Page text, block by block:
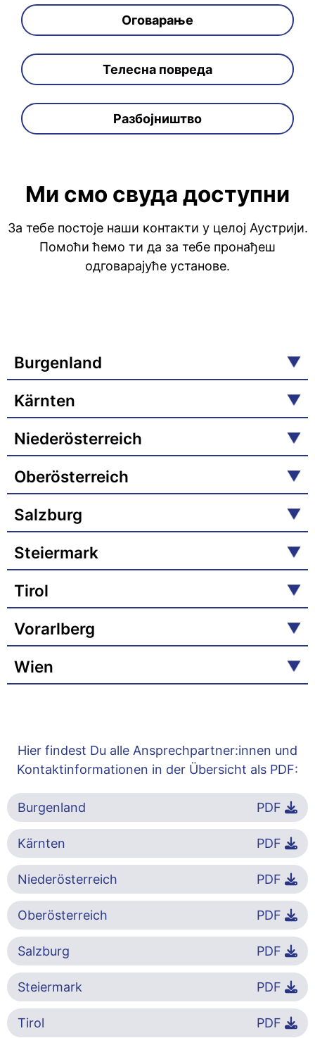
Оговарање
Телесна повреда
Разбојништво
Ми смо свуда доступни
За тебе постоје наши контакти у целој Аустрији.
Помоћи ћемо ти да за тебе пронађеш
одговарајуће установе.
Burgenland
Kärnten
Niederösterreich
Oberösterreich
Salzburg
Steiermark
Tirol
Vorarlberg
Wien
Hier findest Du alle Ansprechpartner:innen und
Kontaktinformationen in der Übersicht als PDF:
Burgenland PDF
Kärnten PDF
Niederösterreich PDF
Oberösterreich PDF
Salzburg PDF
Steiermark PDF
Tirol PDF